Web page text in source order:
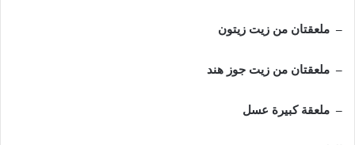
– ملعقتان من زيت زيتون
– ملعقتان من زيت جوز هند
– ملعقة كبيرة عسل